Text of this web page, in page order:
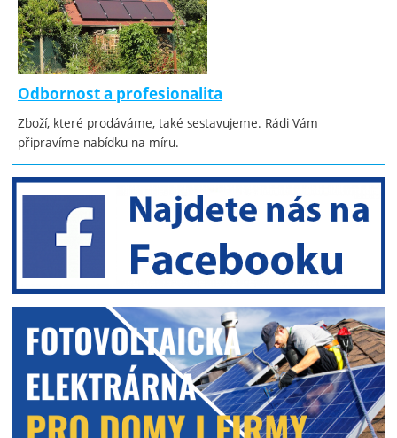
Odbornost a profesionalita
Zboží, které prodáváme, také sestavujeme. Rádi Vám
připravíme nabídku na míru.